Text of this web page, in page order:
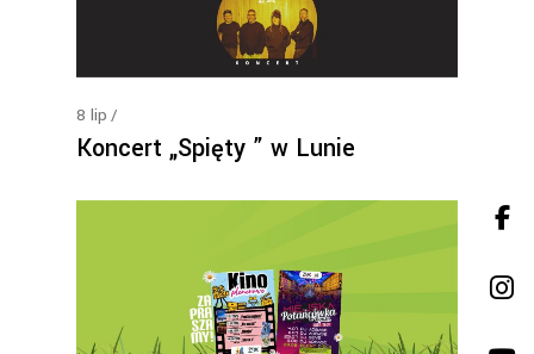
8 lip
Koncert „Spięty ” w Lunie